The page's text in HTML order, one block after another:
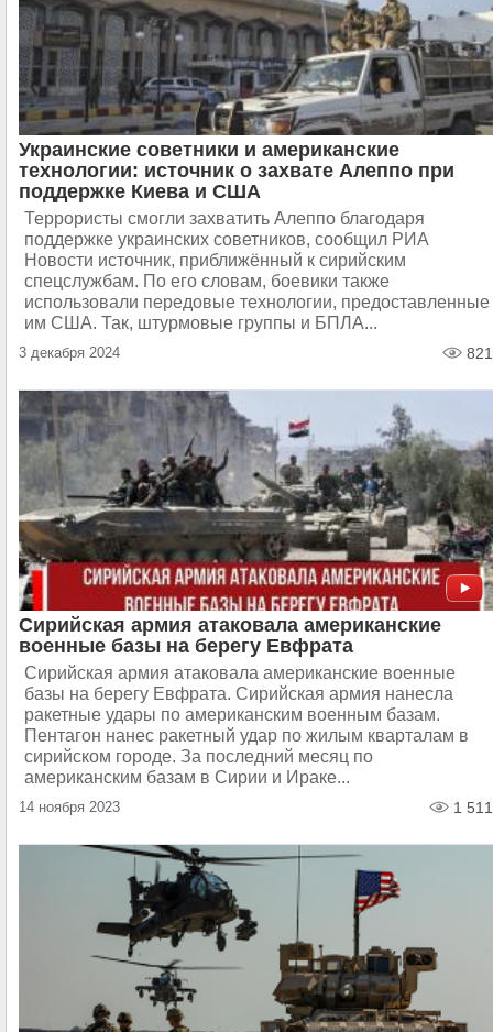
Украинские советники и американские
технологии: источник о захвате Алеппо при
поддержке Киева и США
Террористы смогли захватить Алеппо благодаря
поддержке украинских советников, сообщил РИА
Новости источник, приближённый к сирийским
спецслужбам. По его словам, боевики также
использовали передовые технологии, предоставленные
им США. Так, штурмовые группы и БПЛА...
3 декабря 2024 821
Сирийская армия атаковала американские
военные базы на берегу Евфрата
Сирийская армия атаковала американские военные
базы на берегу Евфрата. Сирийская армия нанесла
ракетные удары по американским военным базам.
Пентагон нанес ракетный удар по жилым кварталам в
сирийском городе. За последний месяц по
американским базам в Сирии и Ираке...
14 ноября 2023 1 511